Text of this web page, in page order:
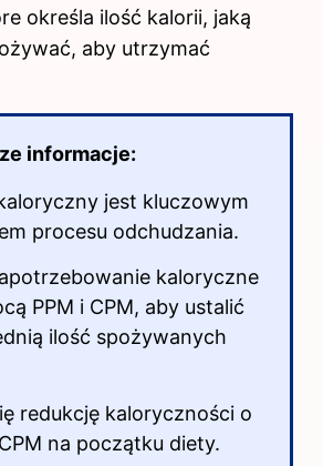
określa ilość kalorii, jaką
aby utrzymać
informacje:
jest kluczowym
procesu odchudzania.
kaloryczne
PPM i CPM, aby ustalić
ilość spożywanych
redukcję kaloryczności o
na początku diety.